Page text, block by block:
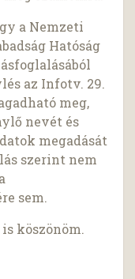
a Nemzeti
Hatóság
az Infotv. 29.
meg,
nevét és
megadását
szerint nem
sem.
köszönöm.